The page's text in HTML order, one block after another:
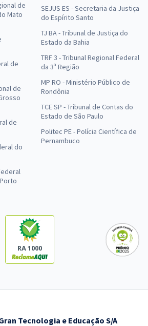
de
Mato
de
de
de
do
SEJUS ES - Secretaria da Justiça
do Espírito Santo
TJ BA - Tribunal de Justiça do
Estado da Bahia
TRF 3 - Tribunal Regional Federal
da 3ª Região
MP RO - Ministério Público de
Rondônia
TCE SP - Tribunal de Contas do
Estado de São Paulo
Politec PE - Polícia Científica de
Pernambuco
RA 1000
Tecnologia e Educação S/A